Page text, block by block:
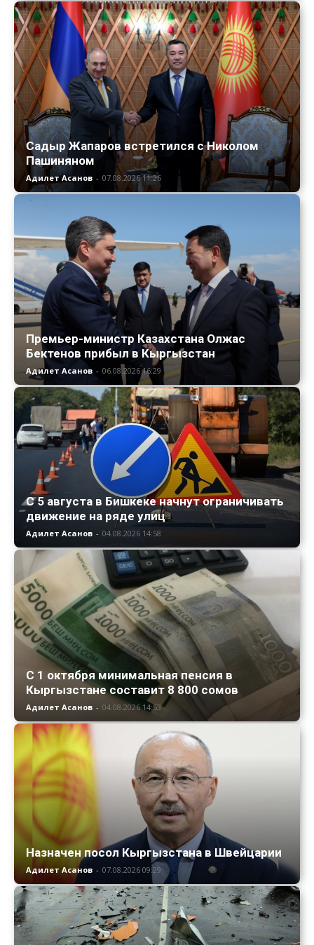
Садыр Жапаров встретился с Николом
Пашиняном
Адилет Асанов - 07.08.2026 11:26
Премьер-министр Казахстана Олжас
Бектенов прибыл в Кыргызстан
Адилет Асанов - 06.08.2026 16:29
С 5 августа в Бишкеке начнут ограничивать
движение на ряде улиц
Адилет Асанов - 04.08.2026 14:58
С 1 октября минимальная пенсия в
Кыргызстане составит 8 800 сомов
Адилет Асанов - 04.08.2026 14:53
Назначен посол Кыргызстана в Швейцарии
Адилет Асанов - 07.08.2026 09:29